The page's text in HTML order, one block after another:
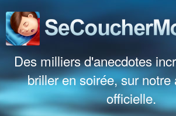
Des milliers d'anecdotes
briller en soirée, sur notre
officielle.